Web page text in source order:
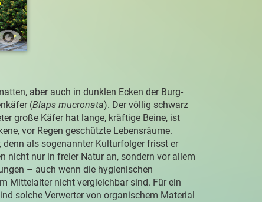
aber auch in dunklen Ecken der Burg-
(Blaps mucronata). Der völlig schwarz
große Käfer hat lange, kräftige Beine, ist
vor Regen geschützte Lebensräume.
denn als sogenannter Kulturfolger frisst er
nicht nur in freier Natur an, sondern vor allem
– auch wenn die hygienischen
Mittelalter nicht vergleichbar sind. Für ein
solche Verwerter von organischem Material